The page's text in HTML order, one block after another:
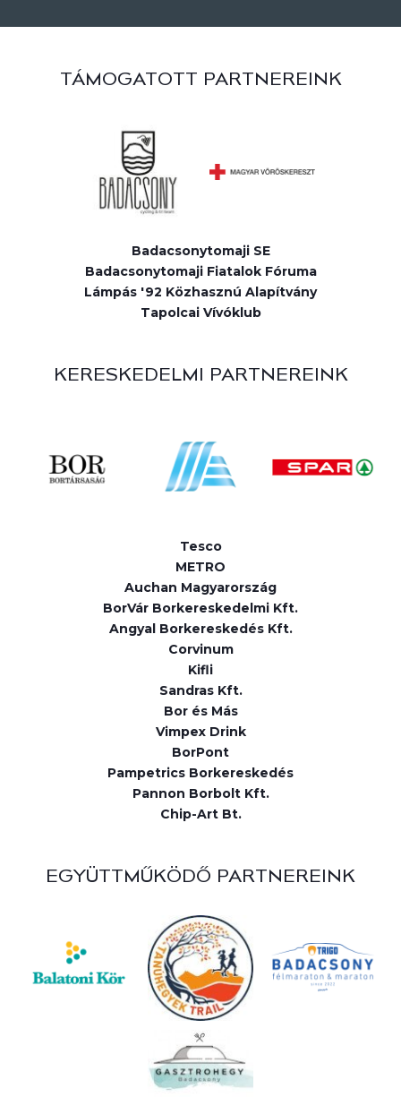
TÁMOGATOTT PARTNEREINK
Badacsonytomaji SE
Badacsonytomaji Fiatalok Fóruma
Lámpás '92 Közhasznú Alapítvány
Tapolcai Vívóklub
KERESKEDELMI PARTNEREINK
Tesco
METRO
Auchan Magyarország
BorVár Borkereskedelmi Kft.
Angyal Borkereskedés Kft.
Corvinum
Kifli
Sandras Kft.
Bor és Más
Vimpex Drink
BorPont
Pampetrics Borkereskedés
Pannon Borbolt Kft.
Chip-Art Bt.
EGYÜTTMŰKÖDŐ PARTNEREINK